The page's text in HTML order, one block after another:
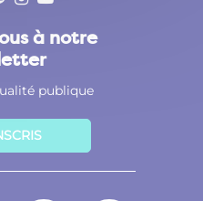
à notre
publique